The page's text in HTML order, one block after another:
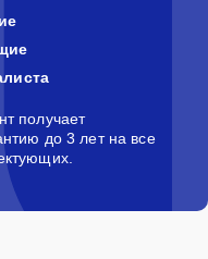
получает
до 3 лет на все